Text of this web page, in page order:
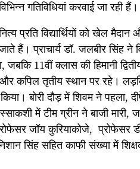
गतिविधियां करवाई जा रही हैं।
प्रति विद्यार्थियों को खेल
हैं। प्राचार्य डॉ. जलबीर सिंह ने
11वीं क्लास की हिमानी
कपिल तृतीय स्थान पर रहे।
बोरी दौड़ में शिवम ने पहला,
में टीम ग्रीन ने बाजी
जॉय कुरियाकोजे, प्रोफेसर
सिंह सहित काफी संख्या में